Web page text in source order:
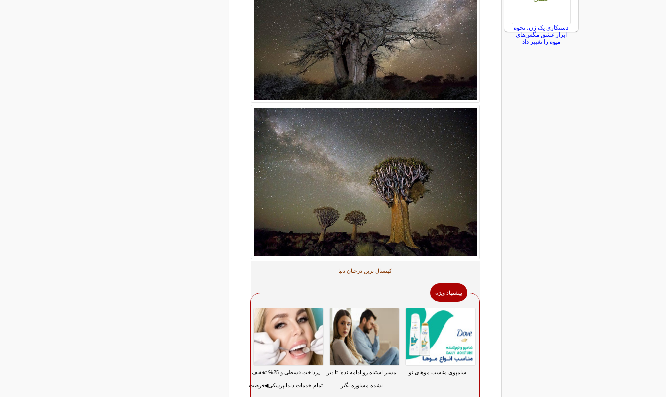
کهنسال ترین درختان دنیا
پیشنهاد ویژه
شامپوی مناسب موهای تو مسیر اشتباه رو ادامه نده! تا دیر
نشده مشاوره بگیر
پرداخت قسطی و 25% تخفیف
تمام خدمات دندانپزشکی◀فرصت
دستکاری یک ژن، نحوه
ابراز عشق مگس‌های
میوه را تغییر داد